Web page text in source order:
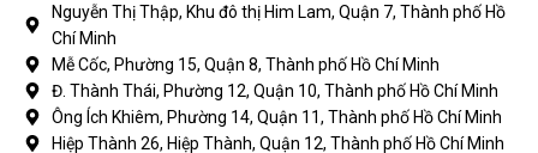
Nguyễn Thị Thập, Khu đô thị Him Lam, Quận 7, Thành phố Hồ
Chí Minh
Mễ Cốc, Phường 15, Quận 8, Thành phố Hồ Chí Minh
Đ. Thành Thái, Phường 12, Quận 10, Thành phố Hồ Chí Minh
Ông Ích Khiêm, Phường 14, Quận 11, Thành phố Hồ Chí Minh
Hiệp Thành 26, Hiệp Thành, Quận 12, Thành phố Hồ Chí Minh